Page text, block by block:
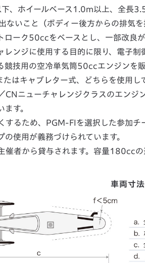
、ホイールベース1.0m以上、全長
ないこと（ボディー後方からの排気を
ーク50ccをベースとし、一部改良
レンジに使用する目的に限り、電子
競技用の空冷単気筒50ccエンジンを販
はキャブレター式、どちらを使用し
CNニューチャレンジクラスのエン
す。
るため、PGM-FIを選択した参加チ
使用が義務づけられています。
者から貸与されます。容量180ccの
車両寸法